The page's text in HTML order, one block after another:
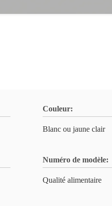
Couleur:
Blanc ou jaune clair
Numéro de modèle:
Qualité alimentaire